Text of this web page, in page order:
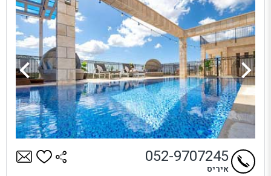
052-9707245
איריס